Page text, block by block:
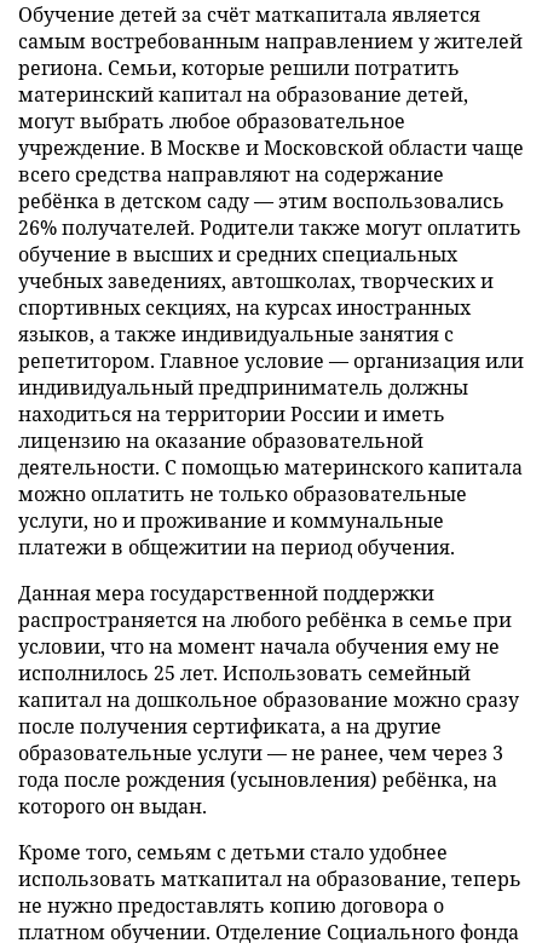
Обучение детей за счёт маткапитала является
самым востребованным направлением у жителей
региона. Семьи, которые решили потратить
материнский капитал на образование детей,
могут выбрать любое образовательное
учреждение. В Москве и Московской области чаще
всего средства направляют на содержание
ребёнка в детском саду — этим воспользовались
26% получателей. Родители также могут оплатить
обучение в высших и средних специальных
учебных заведениях, автошколах, творческих и
спортивных секциях, на курсах иностранных
языков, а также индивидуальные занятия с
репетитором. Главное условие — организация или
индивидуальный предприниматель должны
находиться на территории России и иметь
лицензию на оказание образовательной
деятельности. С помощью материнского капитала
можно оплатить не только образовательные
услуги, но и проживание и коммунальные
платежи в общежитии на период обучения.
Данная мера государственной поддержки
распространяется на любого ребёнка в семье при
условии, что на момент начала обучения ему не
исполнилось 25 лет. Использовать семейный
капитал на дошкольное образование можно сразу
после получения сертификата, а на другие
образовательные услуги — не ранее, чем через 3
года после рождения (усыновления) ребёнка, на
которого он выдан.
Кроме того, семьям с детьми стало удобнее
использовать маткапитал на образование, теперь
не нужно предоставлять копию договора о
платном обучении. Отделение Социального фонда